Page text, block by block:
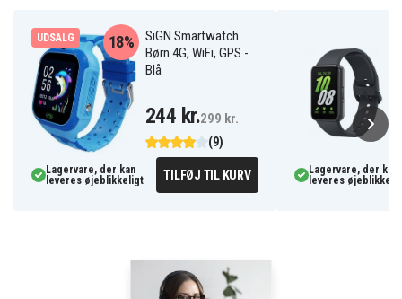
UDSALG
SiGN Smartwatch
Børn 4G, WiFi, GPS -
Blå
(9)
18%
244 kr.299 kr.
Lagervare, der kan
leveres øjeblikkeligt
TILFØJ TIL KURV
Lagervare, der kan
leveres